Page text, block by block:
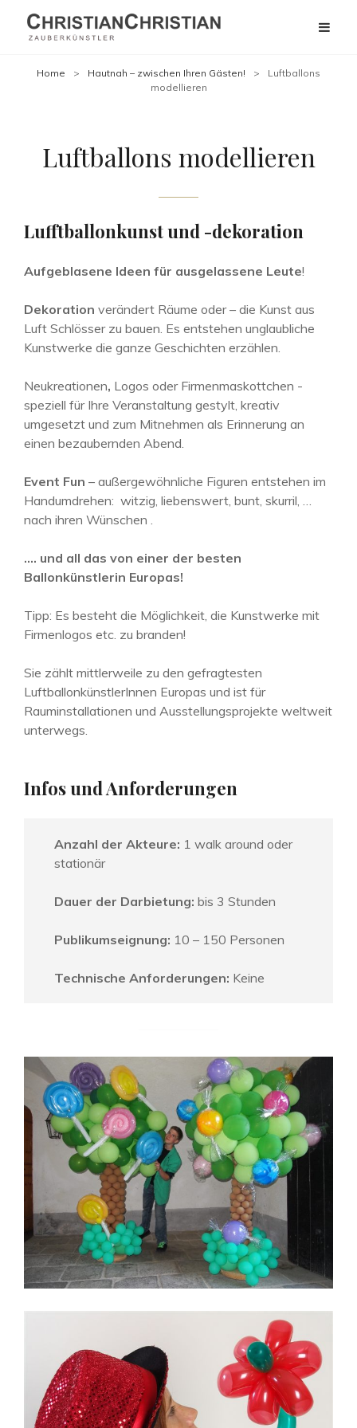
Home > Hautnah – zwischen Ihren Gästen! >
Luftballons
modellieren
Luftballons modellieren
Lufftballonkunst und -dekoration
Aufgeblasene Ideen für ausgelassene Leute!
Dekoration verändert Räume oder – die Kunst aus
Luft Schlösser zu bauen. Es entstehen unglaubliche
Kunstwerke die ganze Geschichten erzählen.
Neukreationen, Logos oder Firmenmaskottchen -
speziell für Ihre Veranstaltung gestylt, kreativ
umgesetzt und zum Mitnehmen als Erinnerung an
einen bezaubernden Abend.
Event Fun – außergewöhnliche Figuren entstehen im
Handumdrehen: witzig, liebenswert, bunt, skurril, …
nach ihren Wünschen .
…. und all das von einer der besten
Ballonkünstlerin Europas!
Tipp: Es besteht die Möglichkeit, die Kunstwerke mit
Firmenlogos etc. zu branden!
Sie zählt mittlerweile zu den gefragtesten
LuftballonkünstlerInnen Europas und ist für
Rauminstallationen und Ausstellungsprojekte weltweit
unterwegs.
Infos und Anforderungen
Anzahl der Akteure: 1 walk around oder
stationär
Dauer der Darbietung: bis 3 Stunden
Publikumseignung: 10 – 150 Personen
Technische Anforderungen: Keine